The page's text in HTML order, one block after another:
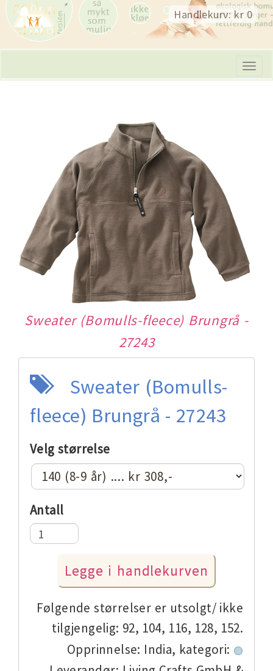
Skip
navigation
Handlekurv: kr 0
Sweater (Bomulls-fleece) Brungrå -
27243
Sweater (Bomulls-
fleece) Brungrå - 27243
Velg størrelse
Antall
Følgende størrelser er utsolgt/ ikke
tilgjengelig: 92, 104, 116, 128, 152.
Opprinnelse: India, kategori: